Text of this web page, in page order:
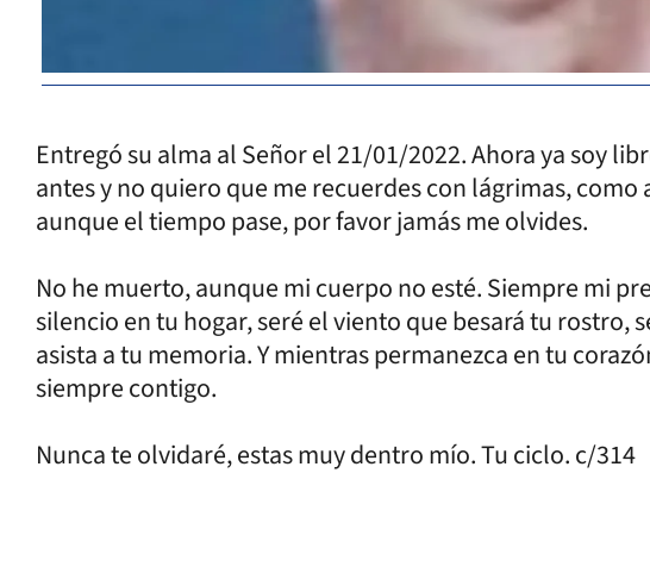
Entregó su alma al Señor el 21/01/2022. Ahora ya soy
antes y no quiero que me recuerdes con lágrimas, como
aunque el tiempo pase, por favor jamás me olvides.
No he muerto, aunque mi cuerpo no esté. Siempre mi
silencio en tu hogar, seré el viento que besará tu rostro,
asista a tu memoria. Y mientras permanezca en tu
siempre contigo.
Nunca te olvidaré, estas muy dentro mío. Tu ciclo. c/314